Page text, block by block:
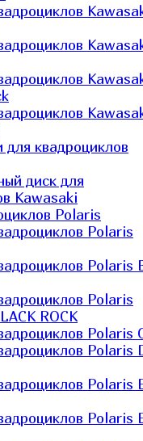
квадроциклов
диск для
Kawasaki​
Polaris
Polaris
Polaris
Polaris
ROCK
Polaris
Polaris
Polaris
Polaris